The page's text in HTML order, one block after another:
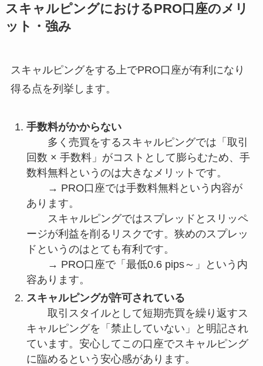
スキャルピングにおけるPRO口座のメリ
ット・強み
スキャルピングをする上でPRO口座が有利になり
得る点を列挙します。
手数料がかからない
多く売買をするスキャルピングでは「取引
回数 × 手数料」がコストとして膨らむため、手
数料無料というのは大きなメリットです。
→ PRO口座では手数料無料という内容が
あります。
スキャルピングではスプレッドとスリッペ
ージが利益を削るリスクです。狭めのスプレッ
ドというのはとても有利です。
→ PRO口座で「最低0.6 pips～」という内
容あります。
スキャルピングが許可されている
取引スタイルとして短期売買を繰り返すス
キャルピングを「禁止していない」と明記され
ています。安心してこの口座でスキャルピング
に臨めるという安心感があります。